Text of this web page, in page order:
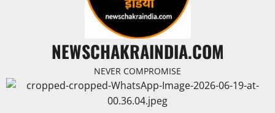
NEWSCHAKRAINDIA.COM
NEVER COMPROMISE